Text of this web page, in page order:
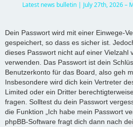
y
V
i
Latest news bulletin | July 27th, 2026 –
Dein Passwort wird mit einer Einwege-
gespeichert, so dass es sicher ist.
dieses Passwort nicht auf einer Vielzahl
verwenden. Das Passwort ist dein
Benutzerkonto für das Board, also geh
Insbesondere wird dich kein Vertreter
Limited oder ein Dritter
fragen. Solltest du dein Passwort
die Funktion „Ich habe mein Passwort
phpBB-Software fragt dich dann nach